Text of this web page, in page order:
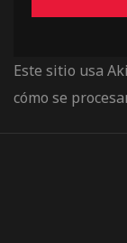
Este sitio usa
cómo se